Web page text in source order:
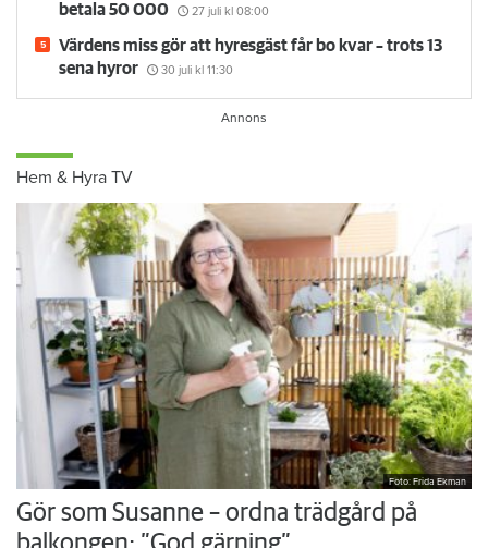
betala 50 000
27 juli kl 08:00
Värdens miss gör att hyresgäst får bo kvar – trots 13
sena hyror
30 juli kl 11:30
Hem & Hyra TV
Foto: Frida Ekman
Gör som Susanne – ordna trädgård på